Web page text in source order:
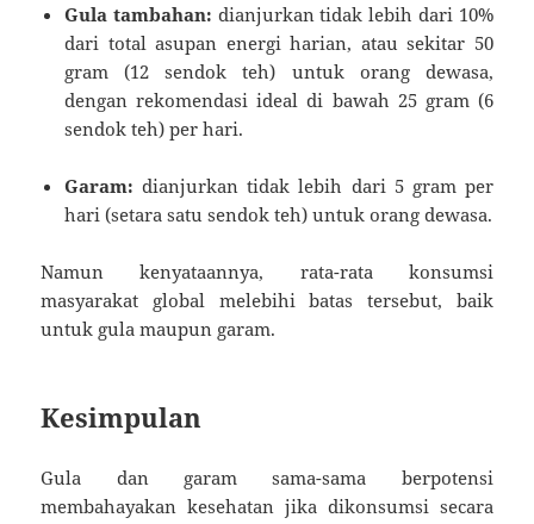
Gula tambahan: dianjurkan tidak lebih dari 10%
dari total asupan energi harian, atau sekitar 50
gram (12 sendok teh) untuk orang dewasa,
dengan rekomendasi ideal di bawah 25 gram (6
sendok teh) per hari.
Garam: dianjurkan tidak lebih dari 5 gram per
hari (setara satu sendok teh) untuk orang dewasa.
Namun kenyataannya, rata-rata konsumsi
masyarakat global melebihi batas tersebut, baik
untuk gula maupun garam.
Kesimpulan
Gula dan garam sama-sama berpotensi
membahayakan kesehatan jika dikonsumsi secara